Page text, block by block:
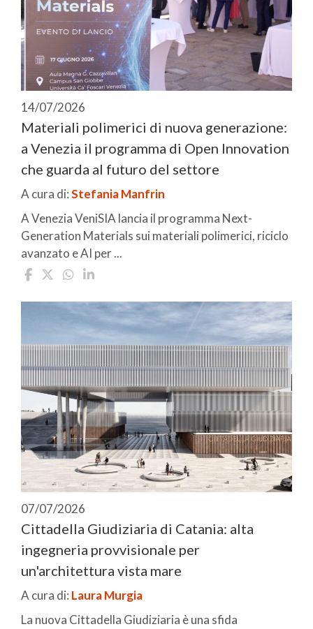
14/07/2026
Materiali polimerici di nuova generazione:
a Venezia il programma di Open Innovation
che guarda al futuro del settore
A cura di:Stefania Manfrin
A Venezia VeniSIA lancia il programma Next-
Generation Materials sui materiali polimerici, riciclo
avanzato e AI per ...
07/07/2026
Cittadella Giudiziaria di Catania: alta
ingegneria provvisionale per
un'architettura vista mare
A cura di: Laura Murgia
La nuova Cittadella Giudiziaria è una sfida